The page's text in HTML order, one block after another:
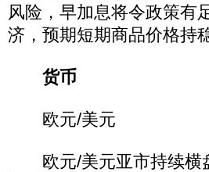
风险，早加息将令政策有
济，预期短期商品价格持稳
货币
欧元/美元
欧元/美元亚市持续横